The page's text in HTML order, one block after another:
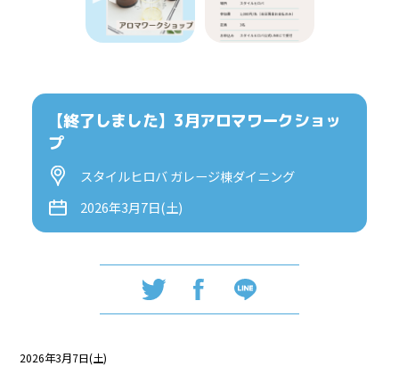
【終了しました】3月アロマワークショッ
プ
スタイルヒロバ ガレージ棟ダイニング
2026年3月7日(土)
2026年3月7日(土)